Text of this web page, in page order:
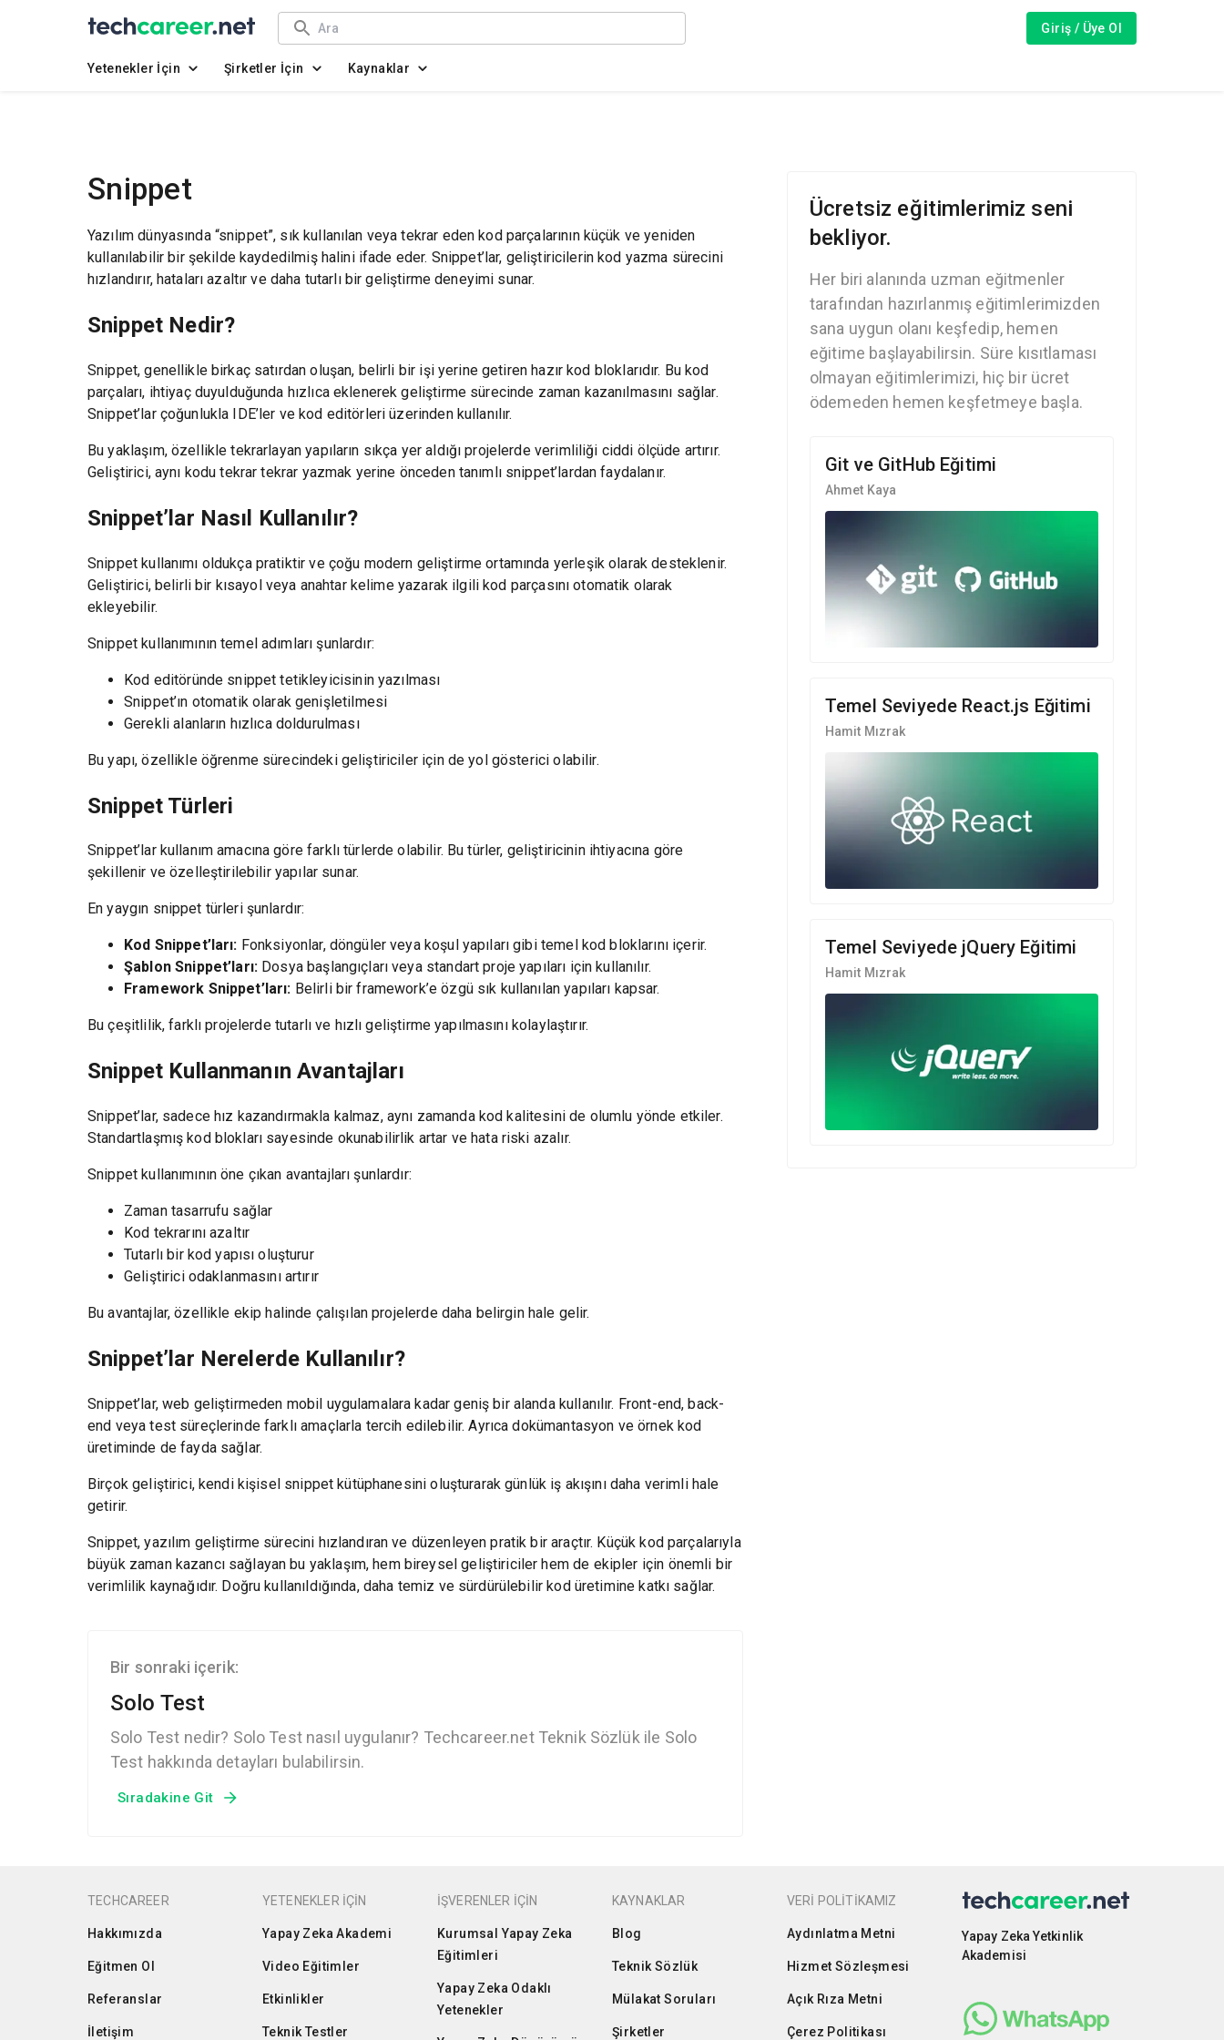
Giriş / Üye Ol
Yetenekler İçin Şirketler İçin Kaynaklar
Snippet
Yazılım dünyasında “snippet”, sık kullanılan veya tekrar eden kod parçalarının küçük ve yeniden
kullanılabilir bir şekilde kaydedilmiş halini ifade eder. Snippet’lar, geliştiricilerin kod yazma sürecini
hızlandırır, hataları azaltır ve daha tutarlı bir geliştirme deneyimi sunar.
Snippet Nedir?
Snippet, genellikle birkaç satırdan oluşan, belirli bir işi yerine getiren hazır kod bloklarıdır. Bu kod
parçaları, ihtiyaç duyulduğunda hızlıca eklenerek geliştirme sürecinde zaman kazanılmasını sağlar.
Snippet’lar çoğunlukla IDE’ler ve kod editörleri üzerinden kullanılır.
Bu yaklaşım, özellikle tekrarlayan yapıların sıkça yer aldığı projelerde verimliliği ciddi ölçüde artırır.
Geliştirici, aynı kodu tekrar tekrar yazmak yerine önceden tanımlı snippet’lardan faydalanır.
Snippet’lar Nasıl Kullanılır?
Snippet kullanımı oldukça pratiktir ve çoğu modern geliştirme ortamında yerleşik olarak desteklenir.
Geliştirici, belirli bir kısayol veya anahtar kelime yazarak ilgili kod parçasını otomatik olarak
ekleyebilir.
Snippet kullanımının temel adımları şunlardır:
Kod editöründe snippet tetikleyicisinin yazılması
Snippet’ın otomatik olarak genişletilmesi
Gerekli alanların hızlıca doldurulması
Bu yapı, özellikle öğrenme sürecindeki geliştiriciler için de yol gösterici olabilir.
Snippet Türleri
Snippet’lar kullanım amacına göre farklı türlerde olabilir. Bu türler, geliştiricinin ihtiyacına göre
şekillenir ve özelleştirilebilir yapılar sunar.
En yaygın snippet türleri şunlardır:
Kod Snippet’ları: Fonksiyonlar, döngüler veya koşul yapıları gibi temel kod bloklarını içerir.
Şablon Snippet’ları: Dosya başlangıçları veya standart proje yapıları için kullanılır.
Framework Snippet’ları: Belirli bir framework’e özgü sık kullanılan yapıları kapsar.
Bu çeşitlilik, farklı projelerde tutarlı ve hızlı geliştirme yapılmasını kolaylaştırır.
Snippet Kullanmanın Avantajları
Snippet’lar, sadece hız kazandırmakla kalmaz, aynı zamanda kod kalitesini de olumlu yönde etkiler.
Standartlaşmış kod blokları sayesinde okunabilirlik artar ve hata riski azalır.
Snippet kullanımının öne çıkan avantajları şunlardır:
Zaman tasarrufu sağlar
Kod tekrarını azaltır
Tutarlı bir kod yapısı oluşturur
Geliştirici odaklanmasını artırır
Bu avantajlar, özellikle ekip halinde çalışılan projelerde daha belirgin hale gelir.
Snippet’lar Nerelerde Kullanılır?
Snippet’lar, web geliştirmeden mobil uygulamalara kadar geniş bir alanda kullanılır. Front-end, back-
end veya test süreçlerinde farklı amaçlarla tercih edilebilir. Ayrıca dokümantasyon ve örnek kod
üretiminde de fayda sağlar.
Birçok geliştirici, kendi kişisel snippet kütüphanesini oluşturarak günlük iş akışını daha verimli hale
getirir.
Snippet, yazılım geliştirme sürecini hızlandıran ve düzenleyen pratik bir araçtır. Küçük kod parçalarıyla
büyük zaman kazancı sağlayan bu yaklaşım, hem bireysel geliştiriciler hem de ekipler için önemli bir
verimlilik kaynağıdır. Doğru kullanıldığında, daha temiz ve sürdürülebilir kod üretimine katkı sağlar.
Bir sonraki içerik:
Solo Test
Solo Test nedir? Solo Test nasıl uygulanır? Techcareer.net Teknik Sözlük ile Solo
Test hakkında detayları bulabilirsin.
Sıradakine Git
Ücretsiz eğitimlerimiz seni
bekliyor.
Her biri alanında uzman eğitmenler
tarafından hazırlanmış eğitimlerimizden
sana uygun olanı keşfedip, hemen
eğitime başlayabilirsin. Süre kısıtlaması
olmayan eğitimlerimizi, hiç bir ücret
ödemeden hemen keşfetmeye başla.
Git ve GitHub Eğitimi
Ahmet Kaya
Temel Seviyede React.js Eğitimi
Hamit Mızrak
Temel Seviyede jQuery Eğitimi
Hamit Mızrak
TECHCAREER
Hakkımızda
Eğitmen Ol
Referanslar
İletişim
YETENEKLER İÇİN
Yapay Zeka Akademi
Video Eğitimler
Etkinlikler
Teknik Testler
İŞVERENLER İÇİN
Kurumsal Yapay Zeka
Eğitimleri
Yapay Zeka Odaklı
Yetenekler
KAYNAKLAR
Blog
Teknik Sözlük
Mülakat Soruları
Şirketler
VERİ POLİTİKAMIZ
Aydınlatma Metni
Hizmet Sözleşmesi
Açık Rıza Metni
Çerez Politikası
Yapay Zeka Yetkinlik
Akademisi